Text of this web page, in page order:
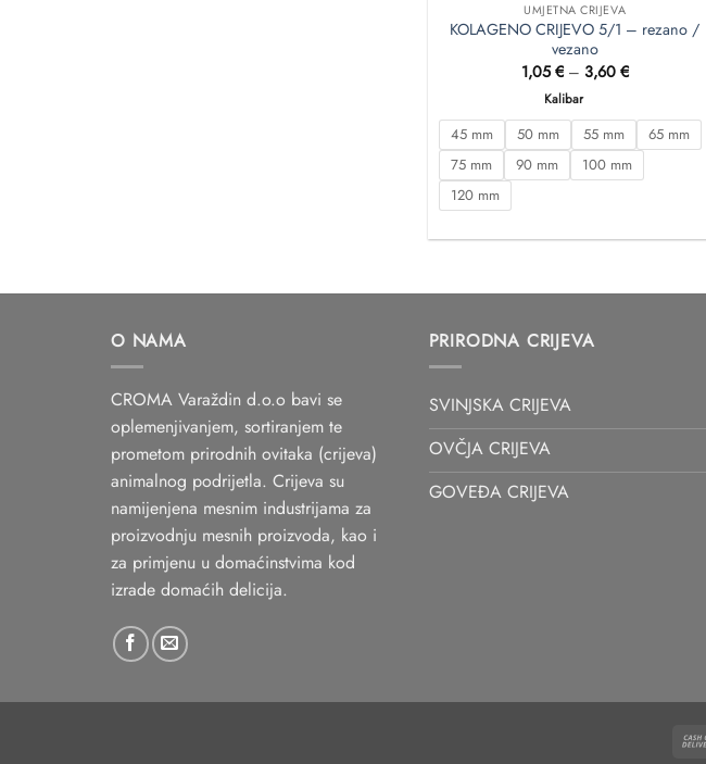
UMJETNA CRIJEVA
KOLAGENO CRIJEVO 5/1 – rezano /
vezano
1,05€ – 3,60 €Raspon
1,05 €
3,60 €
Kalibar
45 mm 50 mm 55 mm
65 mm
75 mm
90 mm
100 mm
120 mm
O NAMA
CROMA Varaždin d.o.o bavi se
oplemenjivanjem, sortiranjem te
prometom prirodnih ovitaka (crijeva)
animalnog podrijetla. Crijeva su
namijenjena mesnim industrijama za
proizvodnju mesnih proizvoda, kao i
za primjenu u domaćinstvima kod
izrade domaćih delicija.
PRIRODNA CRIJEVA
SVINJSKA CRIJEVA
OVČJA CRIJEVA
GOVEĐA CRIJEVA